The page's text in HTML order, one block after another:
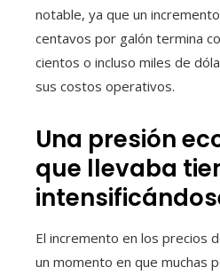
notable, ya que un
centavos por galón termina
cientos o incluso miles de
sus costos operativos.
Una presión
que llevaba
El incremento en los precios
un momento en que muchas